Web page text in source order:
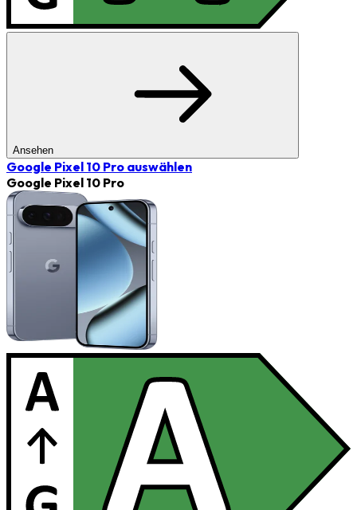
Ansehen
Google Pixel 10 Pro auswählen
Google Pixel 10 Pro